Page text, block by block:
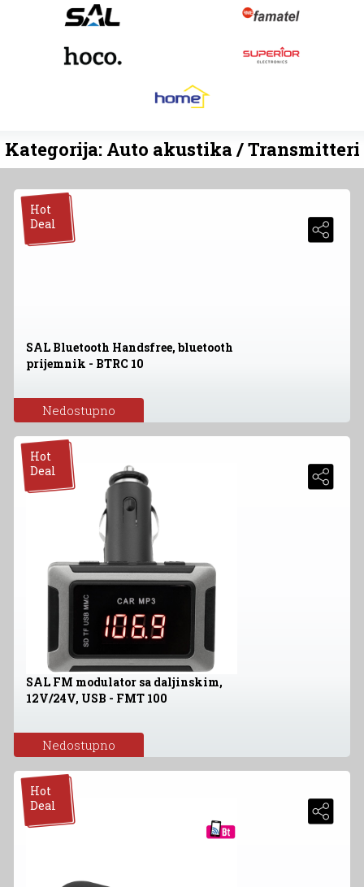
Kategorija: Auto akustika / Transmitteri
Hot
Deal
SAL Bluetooth Handsfree, bluetooth
prijemnik - BTRC 10
Nedostupno
Hot
Deal
SAL FM modulator sa daljinskim,
12V/24V, USB - FMT 100
Nedostupno
Hot
Deal